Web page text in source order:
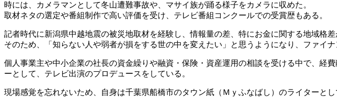
時には、カメラマンとして冬山遭難事故や、マサイ族が踊る様子をカメラに収めた。
取材ネタの選定や番組制作で高い評価を受け、テレビ番組コンクールでの受賞歴もある。
記者時代に新潟県中越地震の被災地取材を経験し、情報量の差、特にお金に関する地域格差
そのため、「知らない人や弱者が損をする世の中を変えたい」と思うようになり、ファイナ
個人事業主や中小企業の社長の資金繰りや融資・保険・資産運用の相談を受ける中で、経
ーとして、テレビ出演のプロデュースをしている。
現場感覚を忘れないため、自身は千葉県船橋市のタウン紙（Ｍｙふなばし）のライターとし